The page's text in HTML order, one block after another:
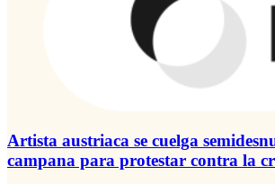
Artista austriaca se cuelga
campana para protestar contra la